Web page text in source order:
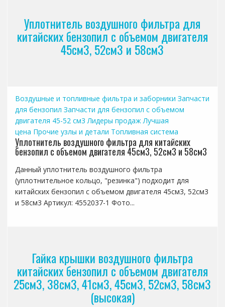
Уплотнитель воздушного фильтра для
китайских бензопил с объемом двигателя
45см3, 52см3 и 58см3
Воздушные и топливные фильтра и заборники Запчасти
для бензопил Запчасти для бензопил с объемом
двигателя 45-52 см3 Лидеры продаж Лучшая
цена Прочие узлы и детали Топливная система
Уплотнитель воздушного фильтра для китайских
бензопил с объемом двигателя 45см3, 52см3 и 58см3
Данный уплотнитель воздушного фильтра
(уплотнительное кольцо, "резинка") подходит для
китайских бензопил с объемом двигателя 45см3, 52см3
и 58см3 Артикул: 4552037-1 Фото...
Гайка крышки воздушного фильтра
китайских бензопил с объемом двигателя
25см3, 38см3, 41см3, 45см3, 52см3, 58см3
(высокая)